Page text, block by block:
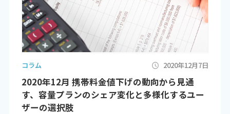
コラム 2020年12月7日
2020年12月 携帯料金値下げの動向から見通
す、容量プランのシェア変化と多様化するユー
ザーの選択肢